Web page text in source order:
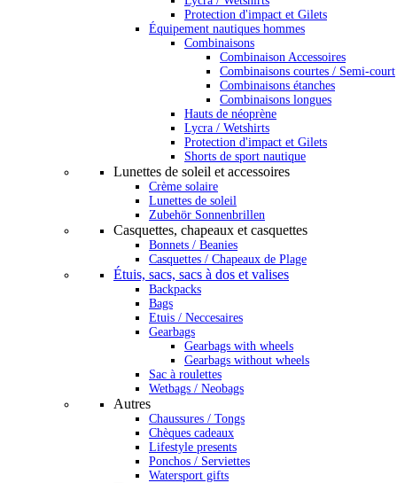
Protection d'impact et Gilets
Équipement nautiques hommes
Combinaisons
Combinaison Accessoires
Combinaisons courtes / Semi-court
Combinaisons étanches
Combinaisons longues
Hauts de néoprène
Lycra / Wetshirts
Protection d'impact et Gilets
Shorts de sport nautique
Lunettes de soleil et accessoires
Crème solaire
Lunettes de soleil
Zubehör Sonnenbrillen
Casquettes, chapeaux et casquettes
Bonnets / Beanies
Casquettes / Chapeaux de Plage
Étuis, sacs, sacs à dos et valises
Backpacks
Bags
Etuis / Neccesaires
Gearbags
Gearbags with wheels
Gearbags without wheels
Sac à roulettes
Wetbags / Neobags
Autres
Chaussures / Tongs
Chèques cadeaux
Lifestyle presents
Ponchos / Serviettes
Watersport gifts